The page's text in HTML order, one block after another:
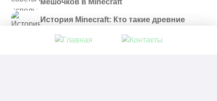
мешочков в Minecraft
История Minecraft: Кто такие древние